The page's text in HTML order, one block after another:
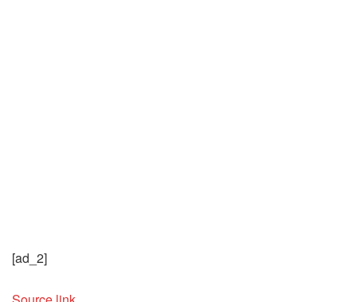
[ad_2]